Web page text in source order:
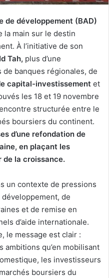
de développement (BAD)
la main sur le destin
À l’initiative de son
Tah, plus d’une
banques régionales, de
capital-investissement et
les 18 et 19 novembre
structurée entre le
boursiers du continent.
d’une refondation de
en plaçant les
la croissance.
un contexte de pressions
de
et de remise en
d’aide internationale.
le message est clair :
ambitions qu’en mobilisant
les investisseurs
boursiers du